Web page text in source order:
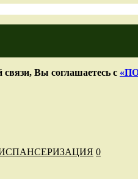
Вы соглашаетесь с
0